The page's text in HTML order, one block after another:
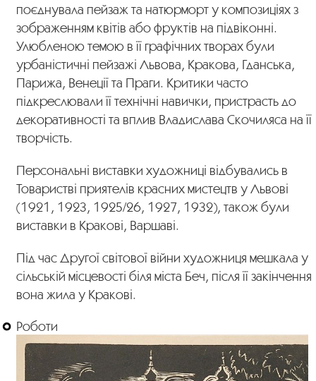
поєднувала пейзаж та натюрморт у композиціях з
зображенням квітів або фруктів на підвіконні.
Улюбленою темою в її графічних творах були
урбаністичні пейзажі Львова, Кракова, Гданська,
Парижа, Венеції та Праги. Критики часто
підкреслювали її технічні навички, пристрасть до
декоративності та вплив Владислава Скочиляса на її
творчість.
Персональні виставки художниці відбувались в
Товаристві приятелів красних мистецтв у Львові
(1921, 1923, 1925/26, 1927, 1932), також були
виставки в Кракові, Варшаві.
Під час Другої світової війни художниця мешкала у
сільській місцевості біля міста Беч, після її закінчення
вона жила у Кракові.
Роботи